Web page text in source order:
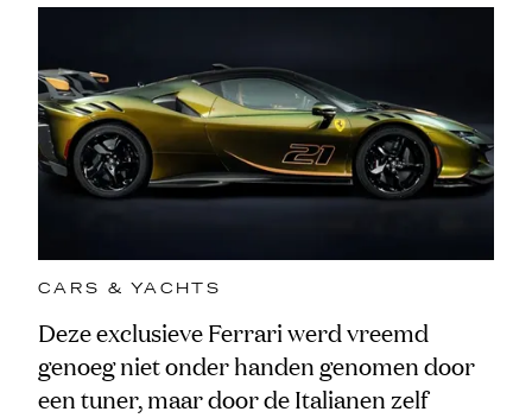
CARS & YACHTS
Deze exclusieve Ferrari werd vreemd
genoeg niet onder handen genomen door
een tuner, maar door de Italianen zelf